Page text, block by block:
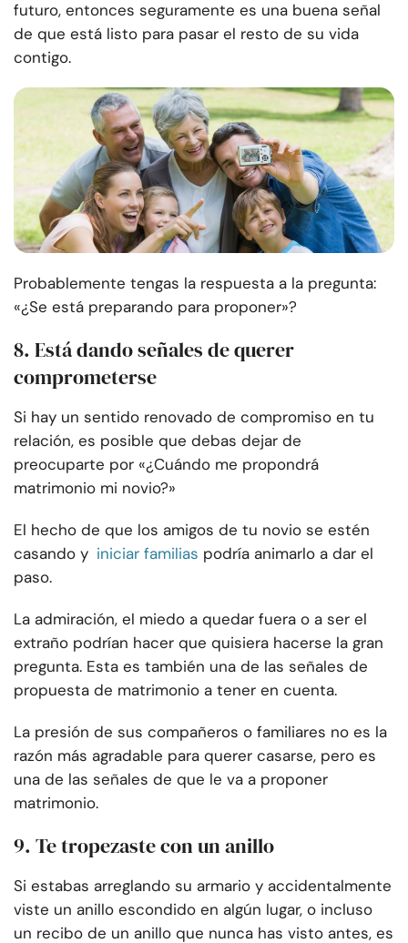
futuro, entonces seguramente es una buena señal
de que está listo para pasar el resto de su vida
contigo.
Probablemente tengas la respuesta a la pregunta:
«¿Se está preparando para proponer»?
8. Está dando señales de querer
comprometerse
Si hay un sentido renovado de compromiso en tu
relación, es posible que debas dejar de
preocuparte por «¿Cuándo me propondrá
matrimonio mi novio?»
El hecho de que los amigos de tu novio se estén
casando y iniciar familias podría animarlo a dar el
paso.
La admiración, el miedo a quedar fuera o a ser el
extraño podrían hacer que quisiera hacerse la gran
pregunta. Esta es también una de las señales de
propuesta de matrimonio a tener en cuenta.
La presión de sus compañeros o familiares no es la
razón más agradable para querer casarse, pero es
una de las señales de que le va a proponer
matrimonio.
9. Te tropezaste con un anillo
Si estabas arreglando su armario y accidentalmente
viste un anillo escondido en algún lugar, o incluso
un recibo de un anillo que nunca has visto antes, es